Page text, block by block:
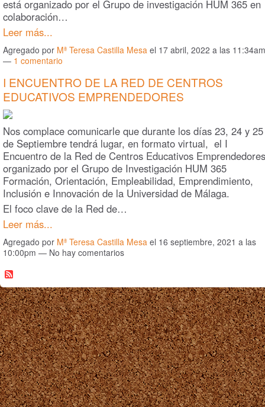
está organizado por el Grupo de investigación HUM 365 en
colaboración…
Leer más...
Agregado por Mª Teresa Castilla Mesa el 17 abril, 2022 a las 11:34am
— 1 comentario
I ENCUENTRO DE LA RED DE CENTROS
EDUCATIVOS EMPRENDEDORES
Nos complace comunicarle que durante los días 23, 24 y 25
de Septiembre tendrá lugar, en formato virtual, el I
Encuentro de la Red de Centros Educativos
organizado por el Grupo de Investigación HUM 365
Formación, Orientación, Empleabilidad, Emprendimiento,
Inclusión e Innovación de la Universidad de Málaga.
El foco clave de la Red de…
Leer más...
Agregado por Mª Teresa Castilla Mesa el 16 septiembre, 2021 a las
10:00pm — No hay comentarios